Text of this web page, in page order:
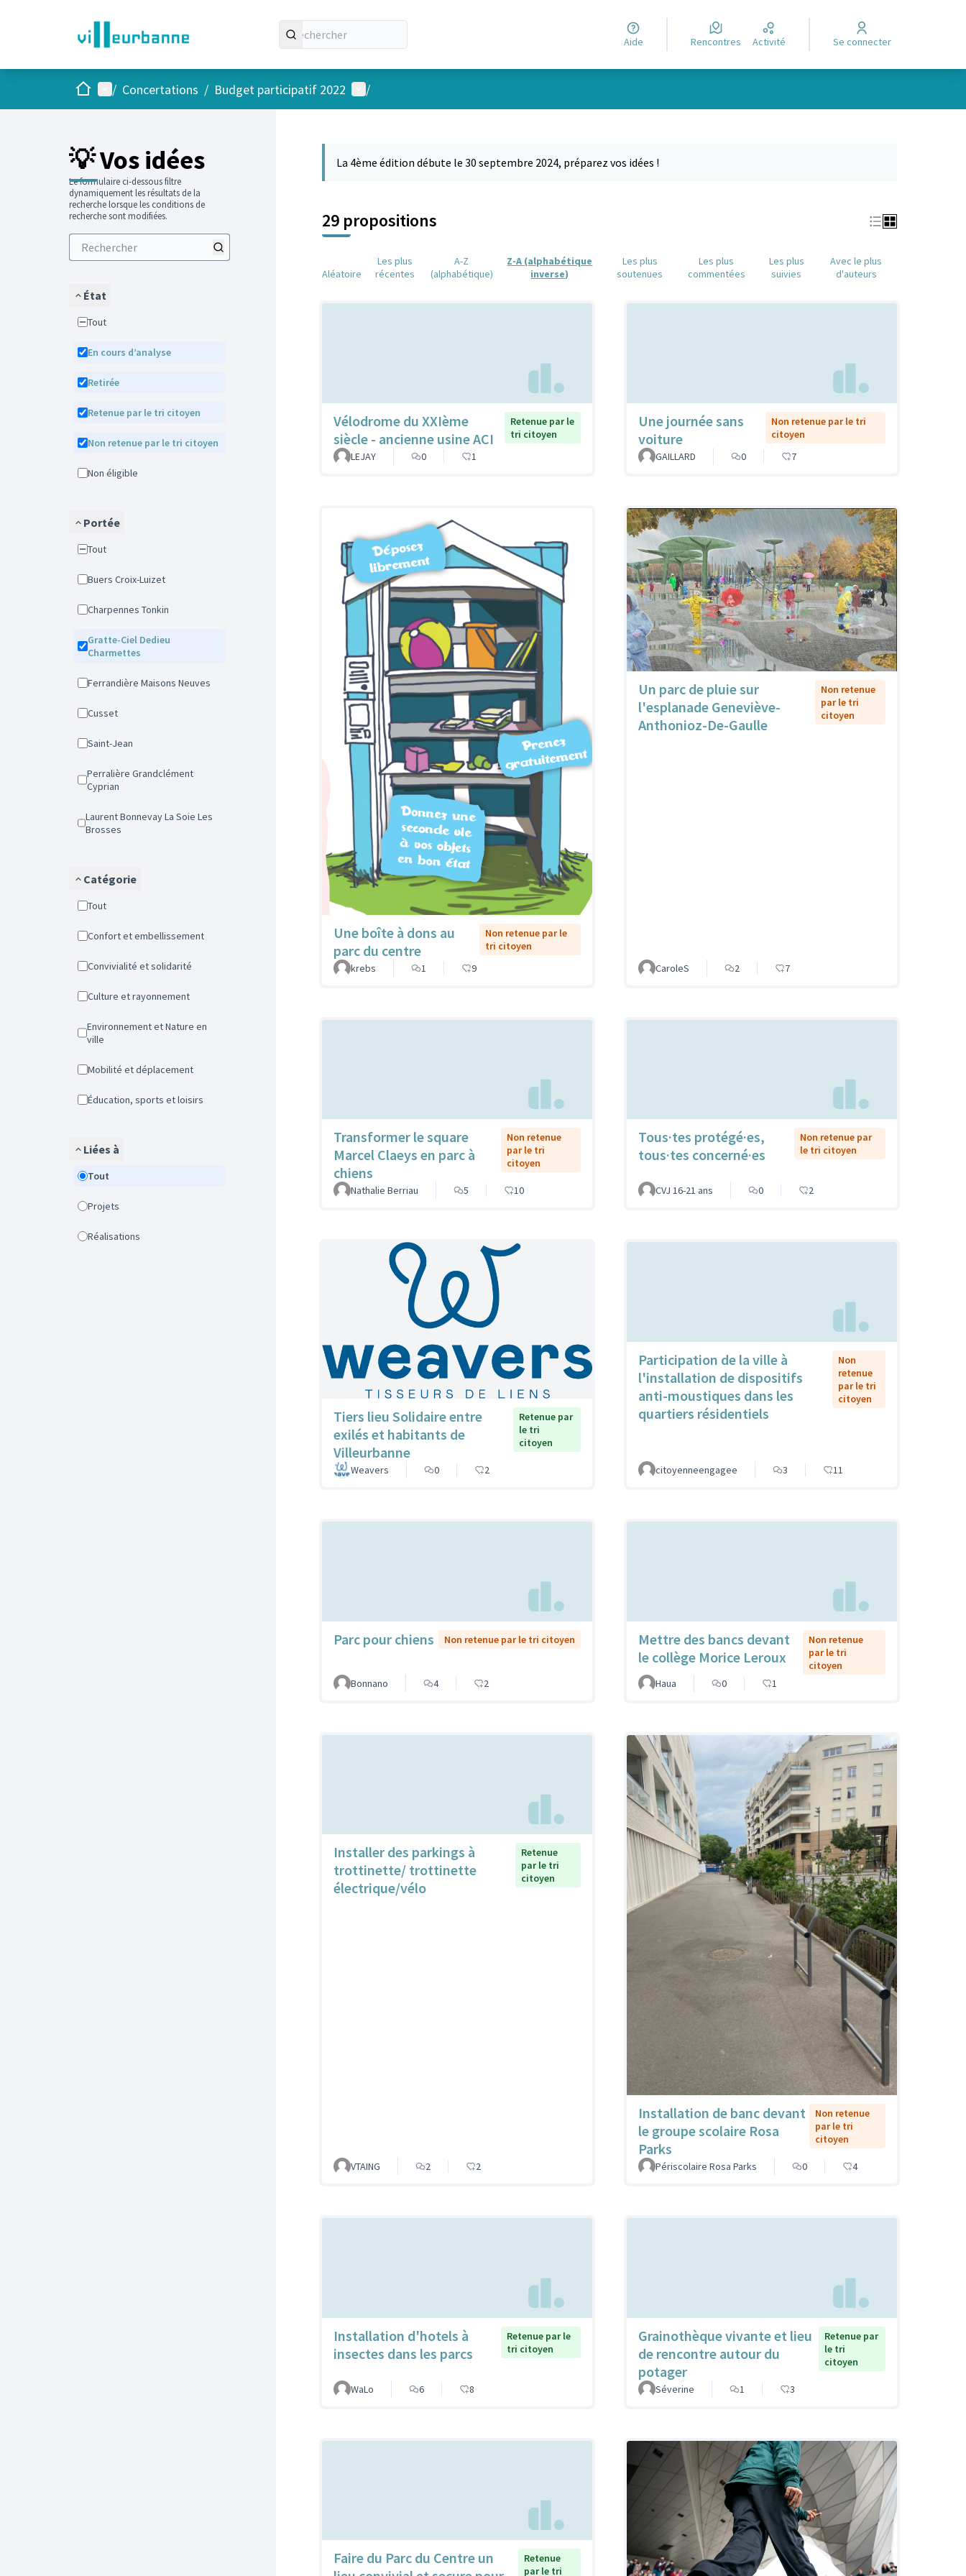
Aide Rencontres Activité Se connecter
AccueilMenu principal
/ Concertations / Budget participatif 2022 Menu utilisateur
/
💡 Vos idées
Le formulaire ci-dessous filtre
dynamiquement les résultats de la
recherche lorsque les conditions de
recherche sont modifiées.
État
Tout
En cours d’analyse
Retirée
Retenue par le tri citoyen
Non retenue par le tri citoyen
Non éligible
Portée
Tout
Buers Croix-Luizet
Charpennes Tonkin
Gratte-Ciel Dedieu
Charmettes
Ferrandière Maisons Neuves
Cusset
Saint-Jean
Perralière Grandclément
Cyprian
Laurent Bonnevay La Soie Les
Brosses
Catégorie
Tout
Confort et embellissement
Convivialité et solidarité
Culture et rayonnement
Environnement et Nature en
ville
Mobilité et déplacement
Éducation, sports et loisirs
Liées à
Tout
Projets
Réalisations
La 4ème édition débute le 30 septembre 2024, préparez vos idées !
29 propositions
Aléatoire
Les plus
récentes
A-Z
(alphabétique)
Z-A (alphabétique
inverse)
Les plus
soutenues
Les plus
commentées
Les plus
suivies
Avec le plus
d'auteurs
Vélodrome du XXIème
siècle - ancienne usine ACI
Retenue par le
tri citoyen
LEJAY
0 1
Une journée sans
voiture
Non retenue par le tri
citoyen
GAILLARD
0 7
Une boîte à dons au
parc du centre
Non retenue par le
tri citoyen
krebs
1 9
Un parc de pluie sur
l'esplanade Geneviève-
Anthonioz-De-Gaulle
Non retenue
par le tri
citoyen
CaroleS 2 7
Transformer le square
Marcel Claeys en parc à
chiens
Non retenue
par le tri
citoyen
Nathalie Berriau 5 10
Tous·tes protégé·es,
tous·tes concerné·es
Non retenue par
le tri citoyen
CVJ 16-21 ans 0 2
Tiers lieu Solidaire entre
exilés et habitants de
Villeurbanne
Retenue par
le tri
citoyen
Weavers 0 2
Participation de la ville à
l'installation de dispositifs
anti-moustiques dans les
quartiers résidentiels
Non
retenue
par le tri
citoyen
citoyenneengagee 3 11
Parc pour chiens Non retenue par le tri citoyen
Bonnano 4 2
Mettre des bancs devant
le collège Morice Leroux
Non retenue
par le tri
citoyen
Haua
0 1
Installer des parkings à
trottinette/ trottinette
électrique/vélo
Retenue
par le tri
citoyen
VTAING 2 2
Installation de banc devant
le groupe scolaire Rosa
Parks
Non retenue
par le tri
citoyen
Périscolaire Rosa Parks 0 4
Installation d'hotels à
insectes dans les parcs
Retenue par le
tri citoyen
WaLo 6 8
Grainothèque vivante et lieu
de rencontre autour du
potager
Retenue par
le tri
citoyen
Séverine 1 3
Faire du Parc du Centre un
Retenue
par le tri